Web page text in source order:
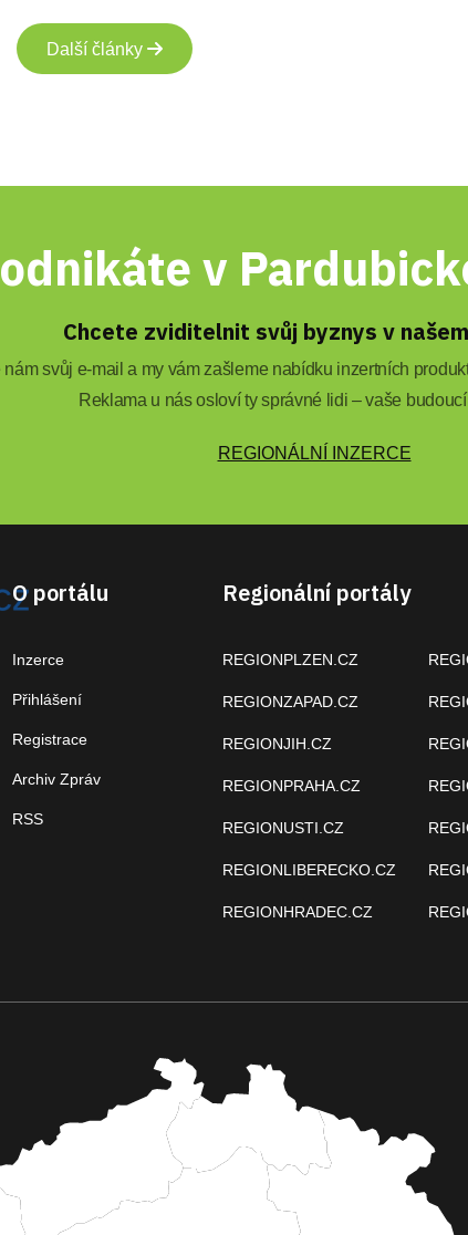
Další články
v
Chcete zviditelnit svůj byznys v
svůj e-mail a my vám zašleme nabídku inzertních
Reklama u nás osloví ty správné lidi – vaše
REGIONÁLNÍ INZERCE
O portálu
Inzerce
Přihlášení
Registrace
Archiv Zpráv
RSS
Regionální portály
REGIONPLZEN.CZ
REGIONZAPAD.CZ
REGIONJIH.CZ
REGIONPRAHA.CZ
REGIONUSTI.CZ
REGIONLIBERECKO.CZ
REGIONHRADEC.CZ